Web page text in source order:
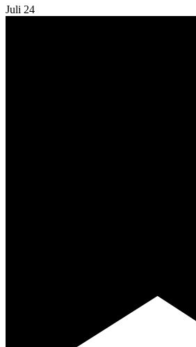
Juli 24